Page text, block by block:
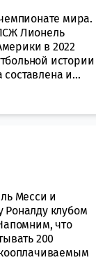
мира.
Лионель
в 2022
истории
и...
Месси и
Роналду клубом
что
200